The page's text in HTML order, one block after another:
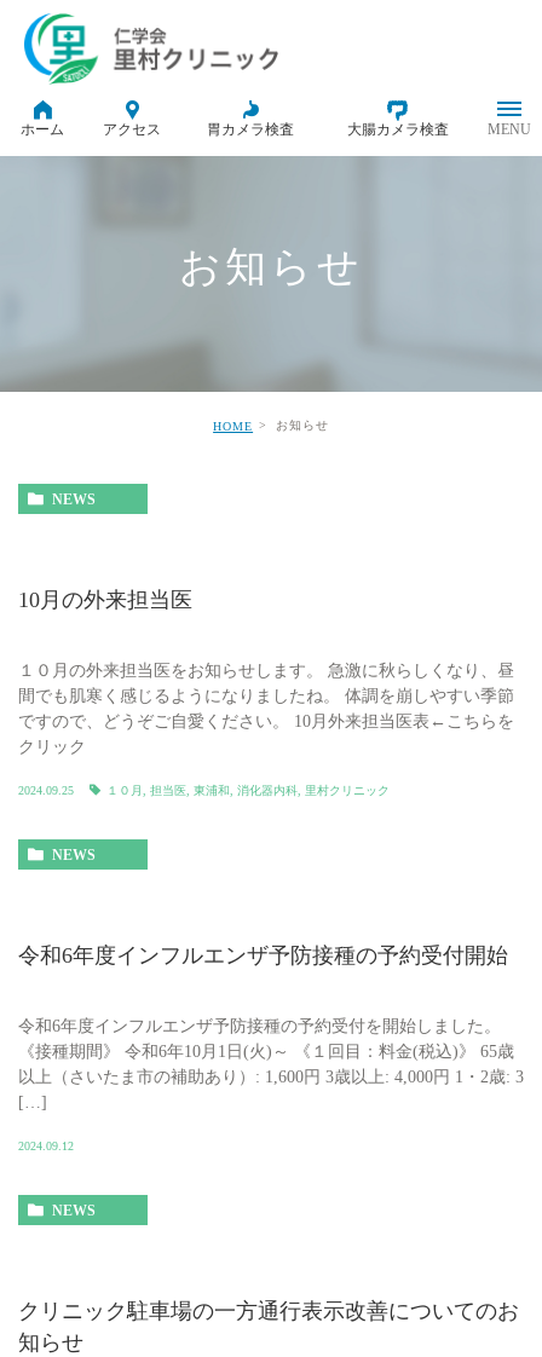
ホーム アクセス 胃カメラ検査 大腸カメラ検査
お知らせ
HOME お知らせ
NEWS
10月の外来担当医
１０月の外来担当医をお知らせします。 急激に秋らしくなり、昼
間でも肌寒く感じるようになりましたね。 体調を崩しやすい季節
ですので、どうぞご自愛ください。 10月外来担当医表←こちらを
クリック
2024.09.25 １０月 担当医 東浦和 消化器内科 里村クリニック
NEWS
令和6年度インフルエンザ予防接種の予約受付開始
令和6年度インフルエンザ予防接種の予約受付を開始しました。
《接種期間》 令和6年10月1日(火)～ 《１回目：料金(税込)》 65歳
以上（さいたま市の補助あり）: 1,600円 3歳以上: 4,000円 1・2歳: 3
[…]
2024.09.12
NEWS
クリニック駐車場の一方通行表示改善についてのお
知らせ